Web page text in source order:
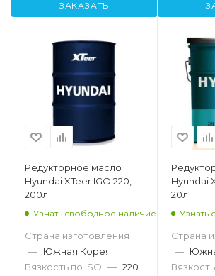
ЗАКАЗАТЬ
Редукторное масло
Hyundai XTeer IGO 220,
200л
Узнать свободное наличие
Страна изготовления
— Южная Корея
Вязкость по ISO — 220
Hyundai
20л
Узнать
Страна
—